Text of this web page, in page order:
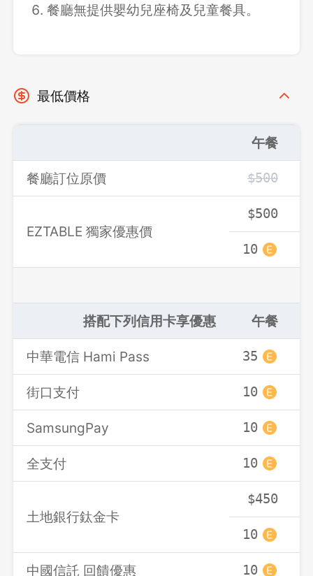
餐廳無提供嬰幼兒座椅及兒童餐具。
最低價格
午餐
餐廳訂位原價 $500
EZTABLE 獨家優惠價
$500
10
搭配下列信用卡享優惠 午餐
中華電信 Hami Pass 35
街口支付 10
SamsungPay 10
全支付 10
土地銀行鈦金卡
$450
10
中國信託 回饋優惠 10